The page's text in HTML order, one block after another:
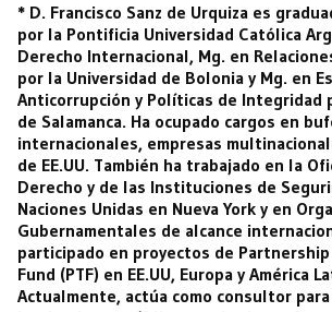
* D. Francisco Sanz de Urquiza es
por la Pontificia Universidad Católica
Derecho Internacional, Mg. en
por la Universidad de Bolonia y Mg. en
Anticorrupción y Políticas de Integridad
de Salamanca. Ha ocupado cargos en
internacionales, empresas
de EE.UU. También ha trabajado en la
Derecho y de las Instituciones de
Naciones Unidas en Nueva York y en
Gubernamentales de alcance
participado en proyectos de
Fund (PTF) en EE.UU, Europa y América
Actualmente, actúa como consultor